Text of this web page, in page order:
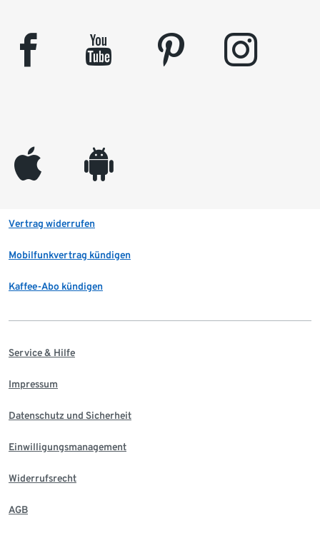
facebook youtube pinterest instagram
appleinc android
Vertrag widerrufen
Mobilfunkvertrag kündigen
Kaffee-Abo kündigen
Service & Hilfe
Impressum
Datenschutz und Sicherheit
Einwilligungsmanagement
Widerrufsrecht
AGB